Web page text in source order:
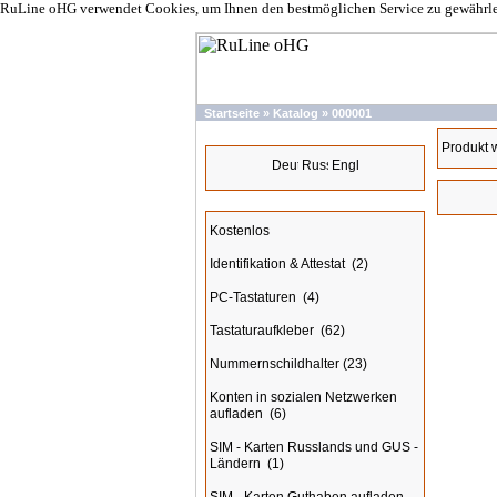
RuLine oHG verwendet Cookies, um Ihnen den bestmöglichen Service zu
Startseite » Katalog » 000001
Kostenlos
Identifikation & Attestat (2)
PC-Tastaturen (4)
Tastaturaufkleber (62)
Nummernschildhalter (23)
Konten in sozialen Netzwerken
aufladen (6)
SIM - Karten Russlands und GUS -
Ländern (1)
Produkt